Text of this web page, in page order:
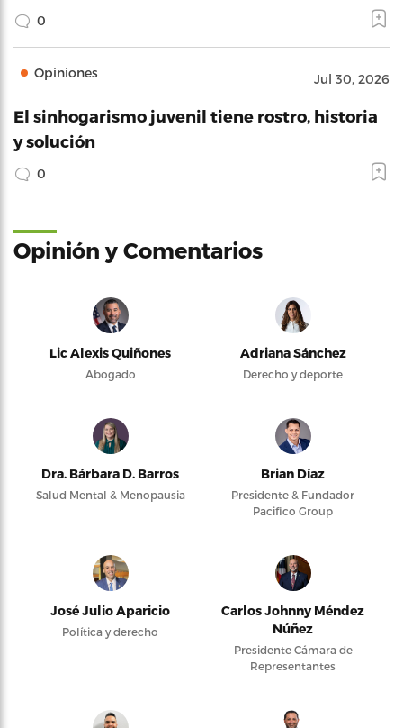
0
Opiniones Jul 30, 2026
El sinhogarismo juvenil tiene rostro, historia
y solución
0
Opinión y Comentarios
Lic Alexis Quiñones
Abogado
Adriana Sánchez
Derecho y deporte
Dra. Bárbara D. Barros
Salud Mental & Menopausia
Brian Díaz
Presidente & Fundador
Pacifico Group
José Julio Aparicio
Política y derecho
Carlos Johnny Méndez
Núñez
Presidente Cámara de
Representantes